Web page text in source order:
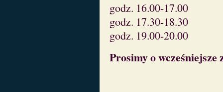
godz. 16.00-17.00
godz. 17.30-18.30
godz. 19.00-20.00
Prosimy o wcześniejsze